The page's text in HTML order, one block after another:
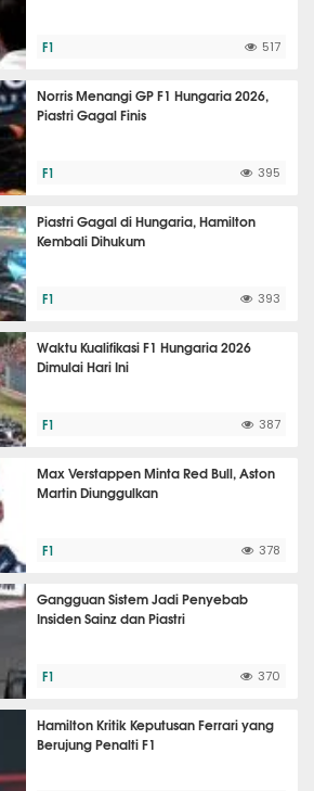
F1 517
Norris Menangi GP F1 Hungaria 2026,
Piastri Gagal Finis
F1 395
Piastri Gagal di Hungaria, Hamilton
Kembali Dihukum
F1 393
Waktu Kualifikasi F1 Hungaria 2026
Dimulai Hari Ini
F1 387
Max Verstappen Minta Red Bull, Aston
Martin Diunggulkan
F1 378
Gangguan Sistem Jadi Penyebab
Insiden Sainz dan Piastri
F1 370
Hamilton Kritik Keputusan Ferrari yang
Berujung Penalti F1